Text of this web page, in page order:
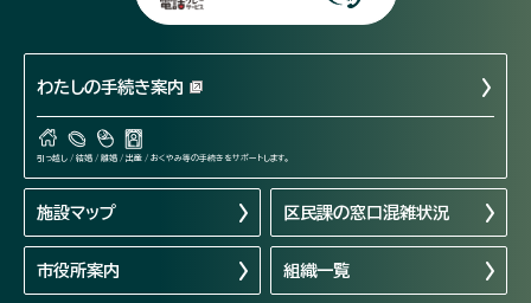
わたしの手続き案内
引っ越し / 結婚 / 離婚 / 出産 / おくやみ等の手続きをサポートします。
施設マップ 区民課の窓口混雑状況
市役所案内 組織一覧